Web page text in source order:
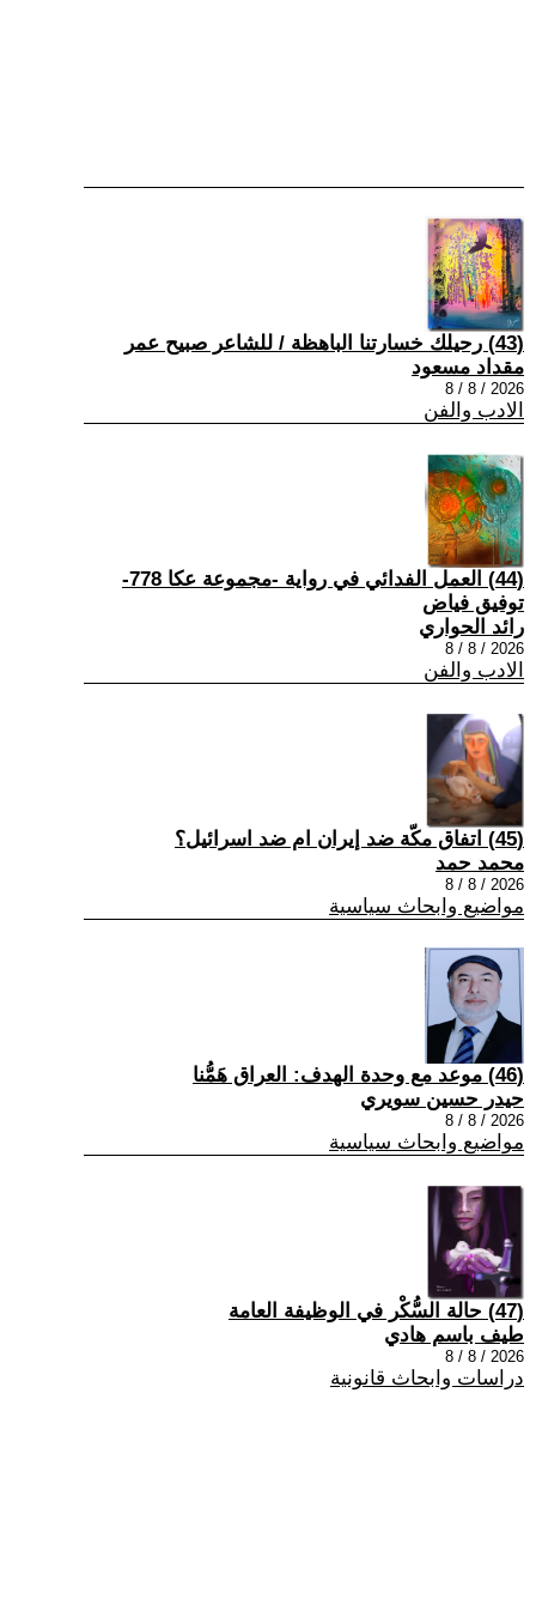
(43) رحيلك خسارتنا الباهظة / للشاعر صبيح عمر
مقداد مسعود
2026 / 8 / 8
الادب والفن
(44) العمل الفدائي في رواية -مجموعة عكا 778-
توفيق فياض
رائد الحواري
2026 / 8 / 8
الادب والفن
(45) اتفاق مكّة ضد إيران ام ضد اسرائيل؟
محمد حمد
2026 / 8 / 8
مواضيع وابحاث سياسية
(46) موعد مع وحدة الهدف: العراق هَمُّنا
حيدر حسين سويري
2026 / 8 / 8
مواضيع وابحاث سياسية
(47) حالة السُّكْر في الوظيفة العامة
طيف باسم هادي
2026 / 8 / 8
دراسات وابحاث قانونية